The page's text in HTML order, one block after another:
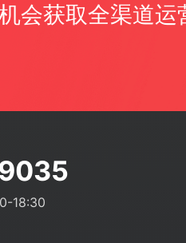
会获取全渠道
18:30